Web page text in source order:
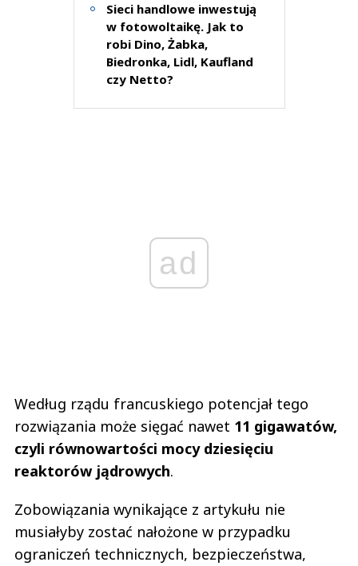
Sieci handlowe inwestują
w fotowoltaikę. Jak to
robi Dino, Żabka,
Biedronka, Lidl, Kaufland
czy Netto?
ad
Według rządu francuskiego potencjał tego
rozwiązania może sięgać nawet 11 gigawatów,
czyli równowartości mocy dziesięciu
reaktorów jądrowych.
Zobowiązania wynikające z artykułu nie
musiałyby zostać nałożone w przypadku
ograniczeń technicznych, bezpieczeństwa,